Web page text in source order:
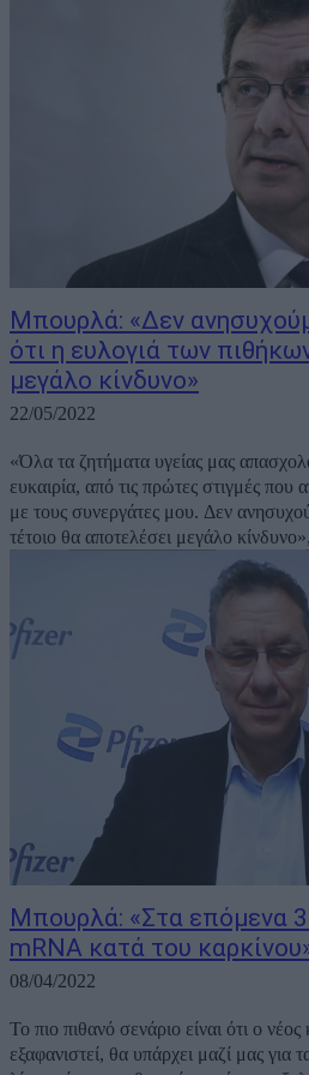
Μπουρλά: «Δεν
ότι η ευλογιά των
μεγάλο κίνδυνο»
22/05/2022
«Όλα τα ζητήματα υγείας μας
ευκαιρία, από τις πρώτες στιγμές που
με τους συνεργάτες μου. Δεν
τέτοιο θα αποτελέσει μεγάλο
Μπουρλά: «Στα επόμενα 3
mRNA κατά του
08/04/2022
Το πιο πιθανό σενάριο είναι ότι ο
εξαφανιστεί, θα υπάρχει μαζί μας για